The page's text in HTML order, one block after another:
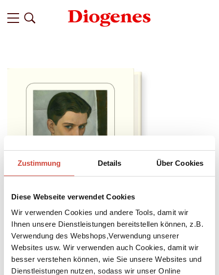
Zustimmung Details Über Cookies
Diese Webseite verwendet Cookies
Wir verwenden Cookies und andere Tools, damit wir
Ihnen unsere Dienstleistungen bereitstellen können, z.B.
Verwendung des Webshops,Verwendung unserer
Websites usw. Wir verwenden auch Cookies, damit wir
besser verstehen können, wie Sie unsere Websites und
Dienstleistungen nutzen, sodass wir unser Online